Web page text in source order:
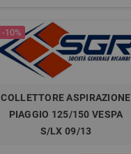
-10%
COLLETTORE ASPIRAZIONE
PIAGGIO 125/150 VESPA
S/LX 09/13